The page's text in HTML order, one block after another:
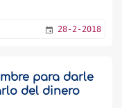
28-2-2018
para darle
del dinero